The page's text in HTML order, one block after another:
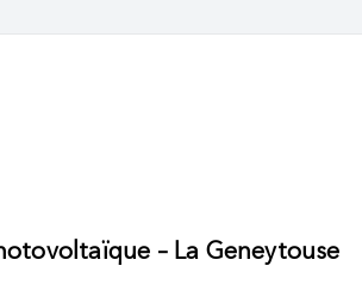
– La Geneytouse